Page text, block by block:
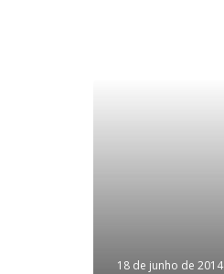
18 de junho de 2014